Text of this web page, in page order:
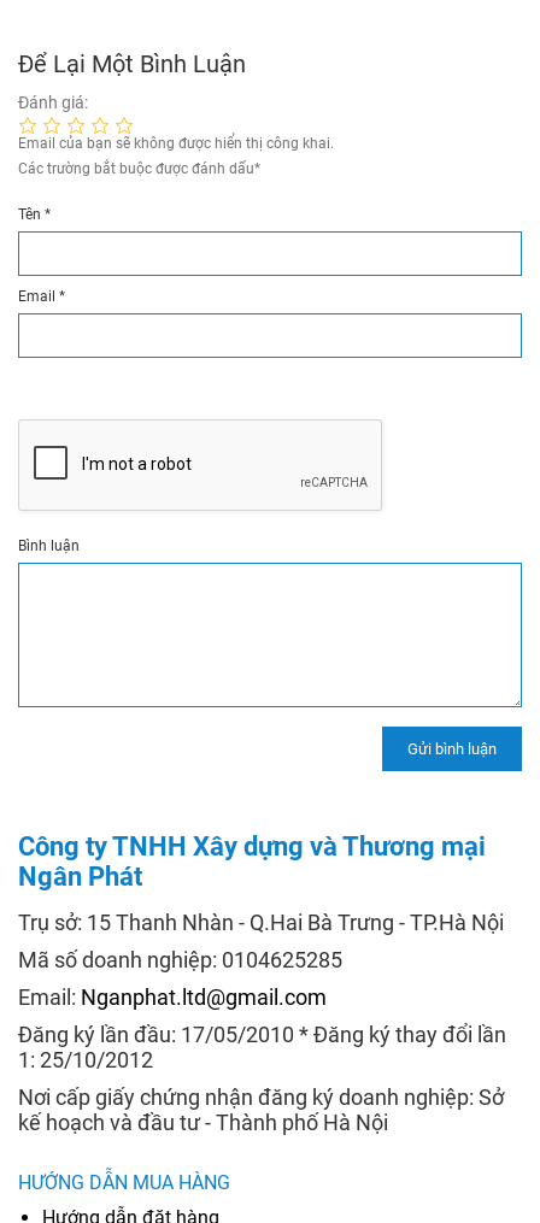
Để Lại Một Bình Luận
Đánh giá:
Email của bạn sẽ không được hiển thị công khai.
Các trường bắt buộc được đánh dấu*
Tên *
Email *
Bình luận
Công ty TNHH Xây dựng và Thương mại
Ngân Phát
Trụ sở: 15 Thanh Nhàn - Q.Hai Bà Trưng - TP.Hà Nội
Mã số doanh nghiệp: 0104625285
Email: Nganphat.ltd@gmail.com
Đăng ký lần đầu: 17/05/2010 * Đăng ký thay đổi lần
1: 25/10/2012
Nơi cấp giấy chứng nhận đăng ký doanh nghiệp: Sở
kế hoạch và đầu tư - Thành phố Hà Nội
HƯỚNG DẪN MUA HÀNG
Hướng dẫn đặt hàng